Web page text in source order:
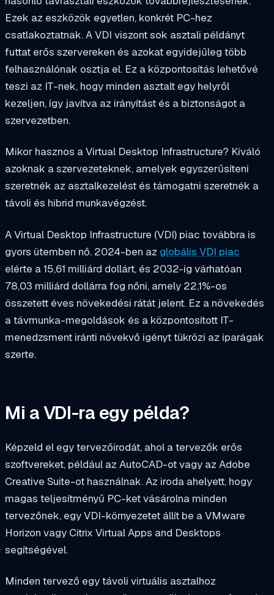
Ezek az eszközök egyetlen, konkrét PC-hez
csatlakoztatnak. A VDI viszont sok asztali példányt
futtat erős szervereken és azokat egyidejűleg több
felhasználónak osztja el. Ez a központosítás lehetővé
teszi az IT-nek, hogy minden asztalt egy helyről
kezeljen, így javítva az irányítást és a biztonságot a
szervezetben.
Mikor hasznos a Virtual Desktop Infrastructure? Kiváló
azoknak a szervezeteknek, amelyek egyszerűsíteni
szeretnék az asztalkezelést és támogatni szeretnék a
távoli és hibrid munkavégzést.
A Virtual Desktop Infrastructure (VDI) piac továbbra is
gyors ütemben nő. 2024-ben az globális VDI piac
elérte a 15,61 milliárd dollárt, és 2032-ig várhatóan
78,03 milliárd dollárra fog nőni, amely 22,1%-os
összetett éves növekedési rátát jelent. Ez a növekedés
a távmunka-megoldások és a központosított IT-
menedzsment iránti növekvő igényt tükrözi az iparágak
szerte.
Mi a VDI-ra egy példa?
Képzeld el egy tervezőirodát, ahol a tervezők erős
szoftvereket, például az AutoCAD-ot vagy az Adobe
Creative Suite-ot használnak. Az iroda ahelyett, hogy
magas teljesítményű PC-ket vásárolna minden
tervezőnek, egy VDI-környezetet állít be a VMware
Horizon vagy Citrix Virtual Apps and Desktops
segítségével.
Minden tervező egy távoli virtuális asztalhoz